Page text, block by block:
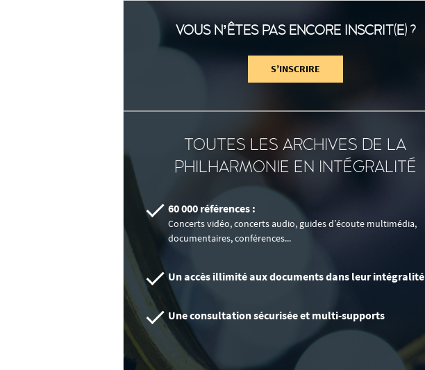
VOUS N’ÊTES PAS ENCORE INSCRIT(E) ?
S’INSCRIRE
TOUTES LES ARCHIVES DE LA
PHILHARMONIE EN INTÉGRALITÉ
60 000 références :
Concerts vidéo, concerts audio, guides d’écoute multimédia,
documentaires, conférences...
Un accès illimité aux documents dans leur intégralité
Une consultation sécurisée et multi-supports